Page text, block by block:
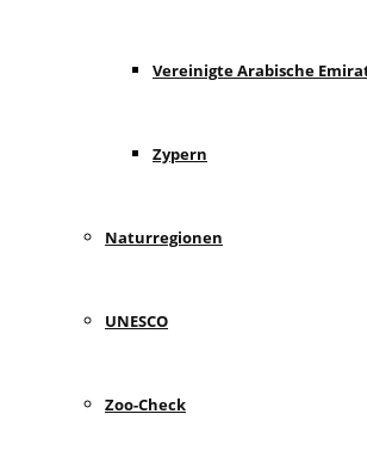
Vereinigte Arabische
Zypern
Naturregionen
UNESCO
Zoo-Check